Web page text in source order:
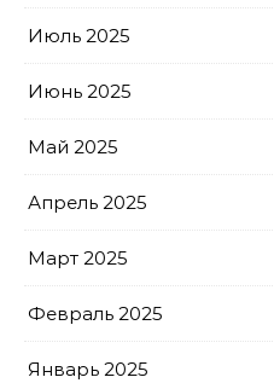
Июль 2025
Июнь 2025
Май 2025
Апрель 2025
Март 2025
Февраль 2025
Январь 2025